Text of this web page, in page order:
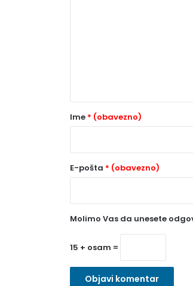
r
o
a
v
Ime * (obavezno)
E-pošta * (obavezno)
Molimo Vas da unesete
15 + osam =